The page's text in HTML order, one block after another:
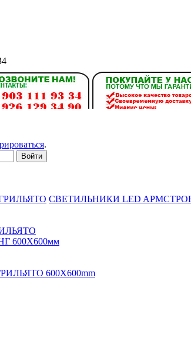
.
СВЕТИЛЬНИКИ LED
600X600мм
600X600mm